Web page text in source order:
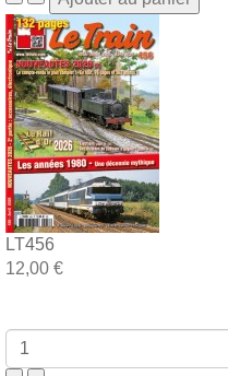
LT456
12,00 €